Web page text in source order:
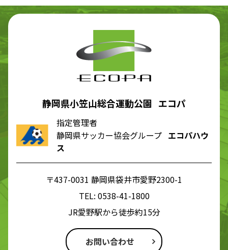
静岡県小笠山総合運動公園 エコパ
指定管理者
静岡県サッカー協会グループ エコパハウ
ス
〒437-0031 静岡県袋井市愛野2300-1
TEL: 0538-41-1800
JR愛野駅から徒歩約15分
お問い合わせ